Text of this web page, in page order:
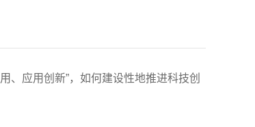
、应用创新”，如何建设性地推进科技创